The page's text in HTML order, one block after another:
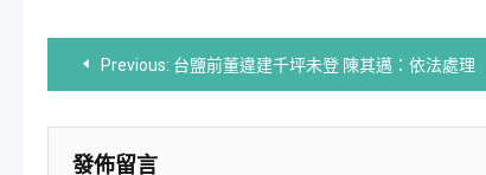
章
Previous: 台鹽前董違建千坪未登 陳其邁：依法處理
發佈留言